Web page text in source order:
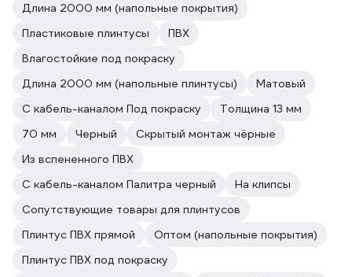
Длина 2000 мм (напольные покрытия)
Пластиковые плинтусы
ПВХ
Влагостойкие под покраску
Длина 2000 мм (напольные плинтусы)
Матовый
С кабель-каналом Под покраску
Толщина 13 мм
70 мм
Черный
Скрытый монтаж чёрные
Из вспененного ПВХ
С кабель-каналом Палитра черный
На клипсы
Сопутствующие товары для плинтусов
Плинтус ПВХ прямой
Оптом (напольные покрытия)
Плинтус ПВХ под покраску